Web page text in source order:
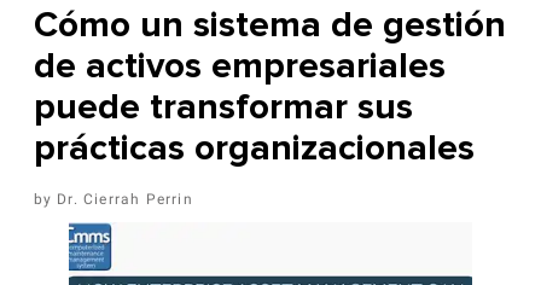
Cómo un sistema de gestión
de activos empresariales
puede transformar sus
prácticas organizacionales
Dr. Cierrah Perrin